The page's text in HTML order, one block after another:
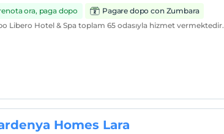
ora, paga dopo
Pagare dopo con Zumbara
Libero Hotel & Spa toplam 65 odasıyla hizmet vermektedir.
Homes Lara